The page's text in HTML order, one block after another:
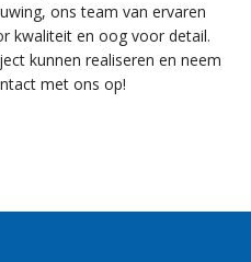
ons team van ervaren
kwaliteit en oog voor detail.
kunnen realiseren en neem
met ons op!